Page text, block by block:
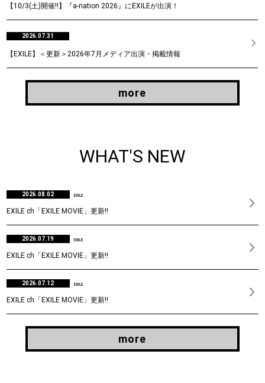
【10/3(土)開催!!】『a-nation 2026』にEXILEが出演！
2026.07.31
【EXILE】＜更新＞2026年7月メディア出演・掲載情報
more
more
WHAT'S NEW
EXILE
2026.08.02
EXILE ch「EXILE MOVIE」更新!!
EXILE
2026.07.19
EXILE ch「EXILE MOVIE」更新!!
EXILE
2026.07.12
EXILE ch「EXILE MOVIE」更新!!
more
more